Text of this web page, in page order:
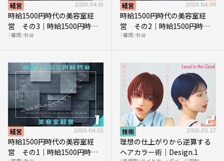
経営 2026.04.16
時給1500円時代の美容室経
営 その3｜時給1500円時
代、美容業はどのような影響
雇用 社会
経営 2026.04.09
時給1500円時代の美容室経
営 その2｜時給1500円時代
に支払う給与はいくらなのか
雇用 社会
経営 2026.04.02
時給1500円時代の美容室経
営 その1｜時給1500円時代
技術 2026.03.27
理想の仕上がりから逆算する
ヘアカラー術｜Design.1